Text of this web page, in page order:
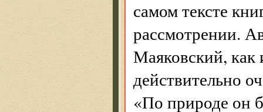
самом тексте
рассмотрении.
Маяковский, как
действительно
«По природе он